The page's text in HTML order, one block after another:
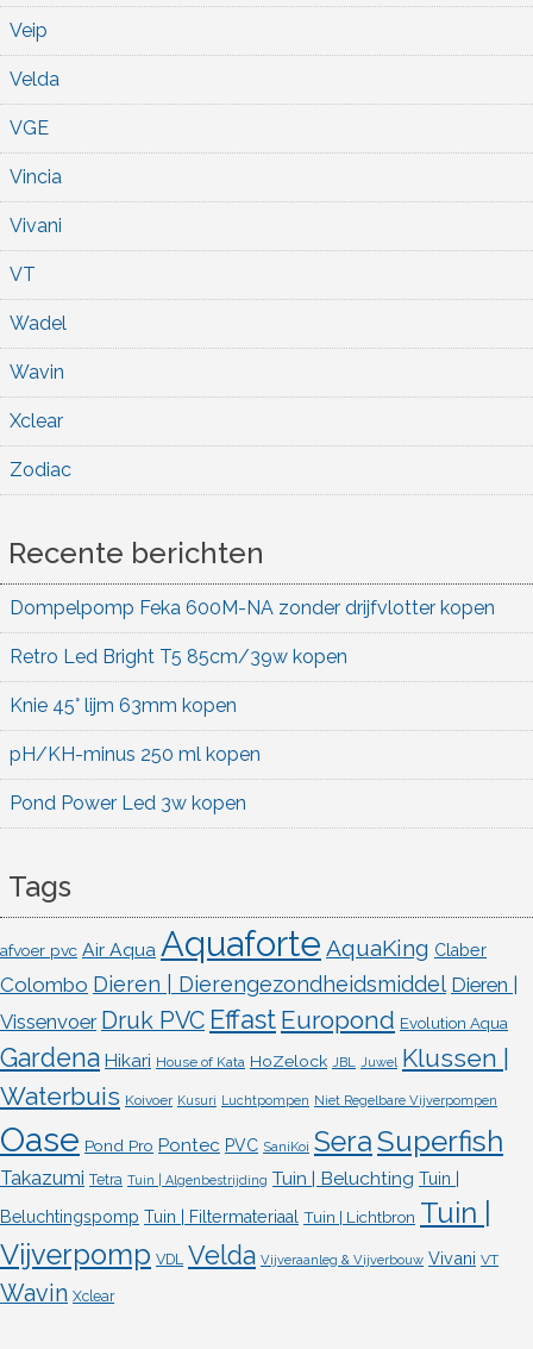
Veip
Velda
VGE
Vincia
Vivani
VT
Wadel
Wavin
Xclear
Zodiac
Recente berichten
Dompelpomp Feka 600M-NA zonder drijfvlotter kopen
Retro Led Bright T5 85cm/39w kopen
Knie 45° lijm 63mm kopen
pH/KH-minus 250 ml kopen
Pond Power Led 3w kopen
Tags
afvoer pvc Air Aqua Aquaforte AquaKing Claber
Colombo Dieren | Dierengezondheidsmiddel Dieren |
Vissenvoer Druk PVC Effast Europond Evolution Aqua
Gardena Hikari House of Kata HoZelock JBL Juwel Klussen |
Waterbuis Koivoer Kusuri Luchtpompen Niet Regelbare Vijverpompen
Oase Pond Pro Pontec PVC SaniKoi SeraSuperfish
Takazumi Tetra Tuin | Algenbestrijding Tuin | Beluchting Tuin |
Beluchtingspomp Tuin | Filtermateriaal Tuin | Lichtbron Tuin |
Vijverpomp VDL Velda Vijveraanleg & Vijverbouw Vivani VT
Wavin Xclear